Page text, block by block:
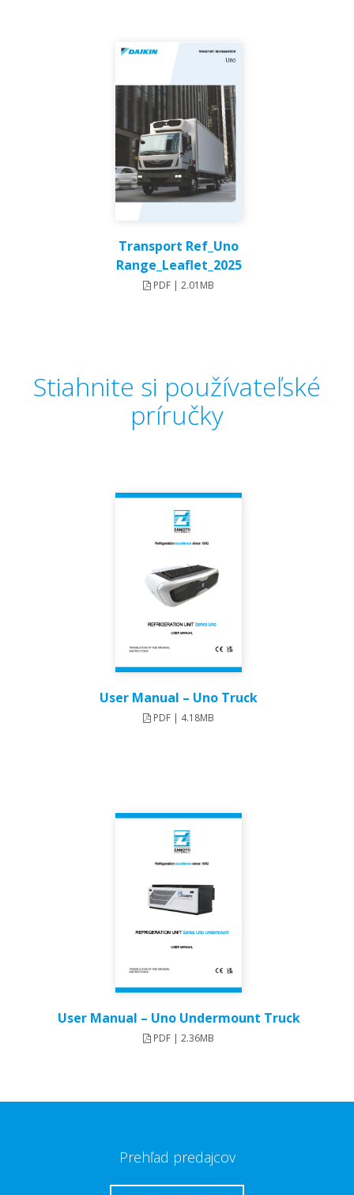
Transport Ref_Uno
Range_Leaflet_2025
PDF | 2.01MB
Stiahnite si používateľské
príručky
User Manual – Uno Truck​
PDF | 4.18MB
User Manual – Uno Undermount Truck​
PDF | 2.36MB
Prehľad predajcov